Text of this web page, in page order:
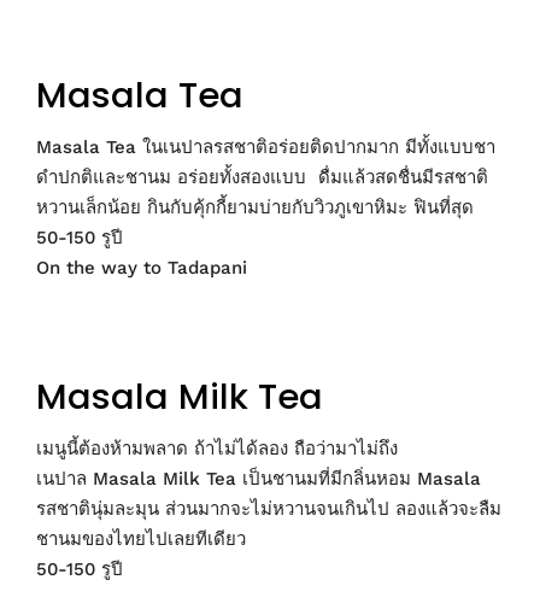
Masala Tea
Masala Tea ในเนปาลรสชาติอร่อยติดปากมาก มีทั้งแบบชา
ดำปกติและชานม อร่อยทั้งสองแบบ ดื่มแล้วสดชื่นมีรสชาติ
หวานเล็กน้อย กินกับคุ้กกี้ยามบ่ายกับวิวภูเขาหิมะ ฟินที่สุด
50-150 รูปี
On the way to Tadapani
Masala Milk Tea
เมนูนี้ต้องห้ามพลาด ถ้าไม่ได้ลอง ถือว่ามาไม่ถึง
เนปาล Masala Milk Tea เป็นชานมที่มีกลิ่นหอม Masala
รสชาตินุ่มละมุน ส่วนมากจะไม่หวานจนเกินไป ลองแล้วจะลืม
ชานมของไทยไปเลยทีเดียว
50-150 รูปี